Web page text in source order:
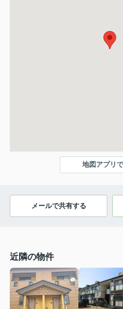
地図アプリ
メールで共有する
近隣の物件